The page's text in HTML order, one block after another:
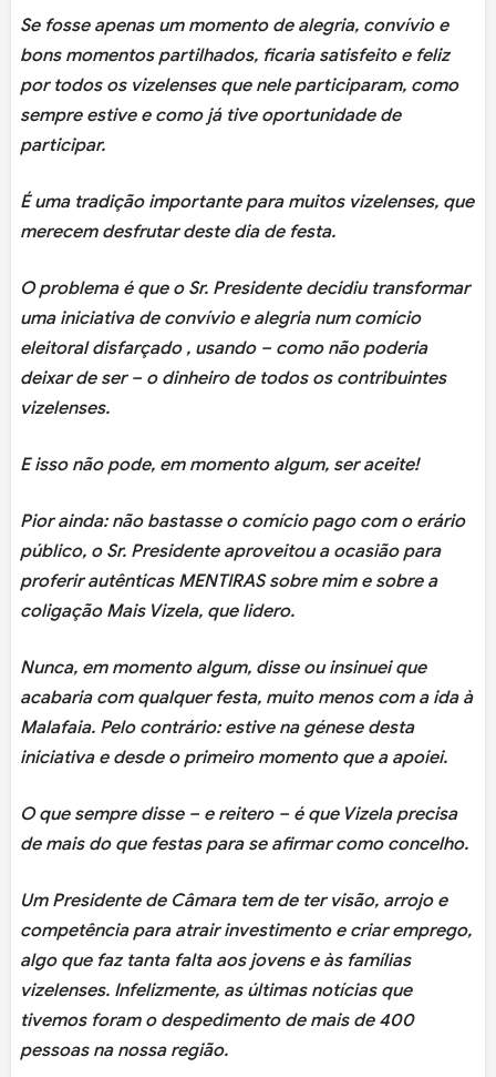
Se fosse apenas um momento de alegria, convívio e
bons momentos partilhados, ficaria satisfeito e feliz
por todos os vizelenses que nele participaram, como
sempre estive e como já tive oportunidade de
participar.
É uma tradição importante para muitos vizelenses, que
merecem desfrutar deste dia de festa.
O problema é que o Sr. Presidente decidiu transformar
uma iniciativa de convívio e alegria num comício
eleitoral disfarçado , usando – como não poderia
deixar de ser – o dinheiro de todos os contribuintes
vizelenses.
E isso não pode, em momento algum, ser aceite!
Pior ainda: não bastasse o comício pago com o erário
público, o Sr. Presidente aproveitou a ocasião para
proferir autênticas MENTIRAS sobre mim e sobre a
coligação Mais Vizela, que lidero.
Nunca, em momento algum, disse ou insinuei que
acabaria com qualquer festa, muito menos com a ida à
Malafaia. Pelo contrário: estive na génese desta
iniciativa e desde o primeiro momento que a apoiei.
O que sempre disse – e reitero – é que Vizela precisa
de mais do que festas para se afirmar como concelho.
Um Presidente de Câmara tem de ter visão, arrojo e
competência para atrair investimento e criar emprego,
algo que faz tanta falta aos jovens e às famílias
vizelenses. Infelizmente, as últimas notícias que
tivemos foram o despedimento de mais de 400
pessoas na nossa região.